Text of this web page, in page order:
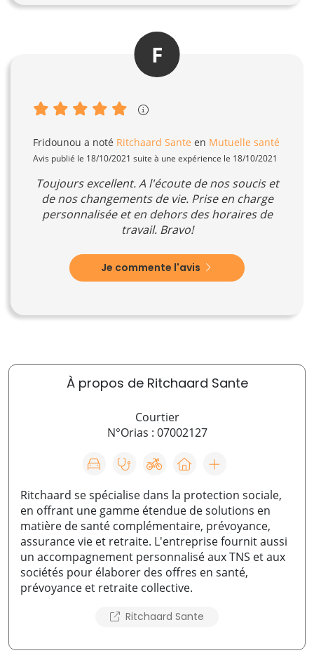
F
Fridounou a noté Ritchaard Sante en Mutuelle santé
Avis publié le 18/10/2021 suite à une expérience le 18/10/2021
Toujours excellent. A l'écoute de nos soucis et
de nos changements de vie. Prise en charge
personnalisée et en dehors des horaires de
travail. Bravo!
Je commente l'avis
À propos de Ritchaard Sante
Courtier
N°Orias : 07002127
Ritchaard se spécialise dans la protection sociale,
en offrant une gamme étendue de solutions en
matière de santé complémentaire, prévoyance,
assurance vie et retraite. L'entreprise fournit aussi
un accompagnement personnalisé aux TNS et aux
sociétés pour élaborer des offres en santé,
prévoyance et retraite collective.
Ritchaard Sante